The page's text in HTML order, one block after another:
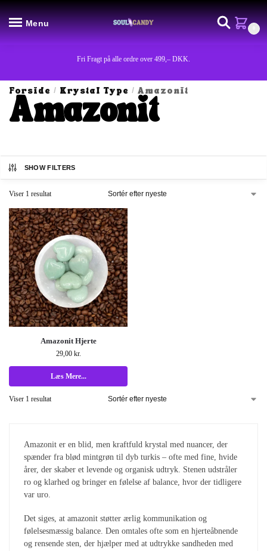
Menu
Fri Fragt på alle ordre over 499,– DKK.
Forside / Krystal Type / Amazonit
Amazonit
SHOW FILTERS
Viser 1 resultat
Amazonit Hjerte
29,00 kr.
Læs Mere...
Viser 1 resultat
Amazonit er en blid, men kraftfuld krystal med nuancer, der
spænder fra blød mintgrøn til dyb turkis – ofte med fine, hvide
årer, der skaber et levende og organisk udtryk. Stenen udstråler
ro og klarhed og bringer en følelse af balance, hvor der tidligere
var uro.
Det siges, at amazonit støtter ærlig kommunikation og
følelsesmæssig balance. Den omtales ofte som en hjerteåbnende
og rensende sten, der hjælper med at udtrykke sandheden med